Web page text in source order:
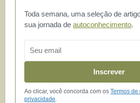
Toda semana, uma seleção de
sua jornada deautoconhecimento.
Inscrever
Ao clicar, você concorda com osTermos de
privacidade.